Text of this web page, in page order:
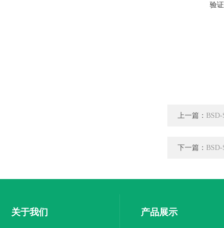
验证
上一篇：
下一篇：
关于我们 产品展示